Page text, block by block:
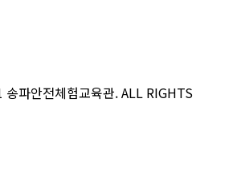
파안전체험교육관. ALL RIGHTS